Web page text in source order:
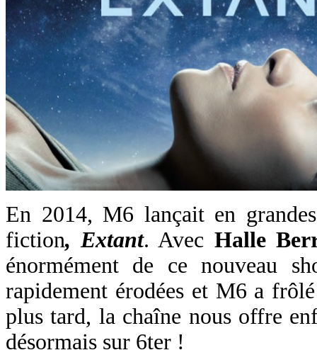
En 2014, M6 lançait en
fiction, Extant. Avec Halle
énormément de ce nouveau
rapidement érodées et M6 a
plus tard, la chaîne nous offre
désormais sur 6ter !